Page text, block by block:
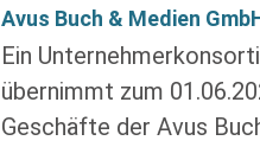
Avus Buch & Medien
Ein
übernimmt zum
Geschäfte der Avus